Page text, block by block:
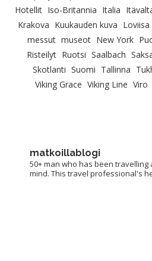
Hotellit Iso-Britannia Italia
Krakova Kuukauden kuva Loviisa
messut museot New York
Risteilyt Ruotsi Saalbach
Skotlanti Suomi Tallinna
Viking Grace Viking Line Viro
matkoillablogi
50+ man who has been
mind. This travel professional's